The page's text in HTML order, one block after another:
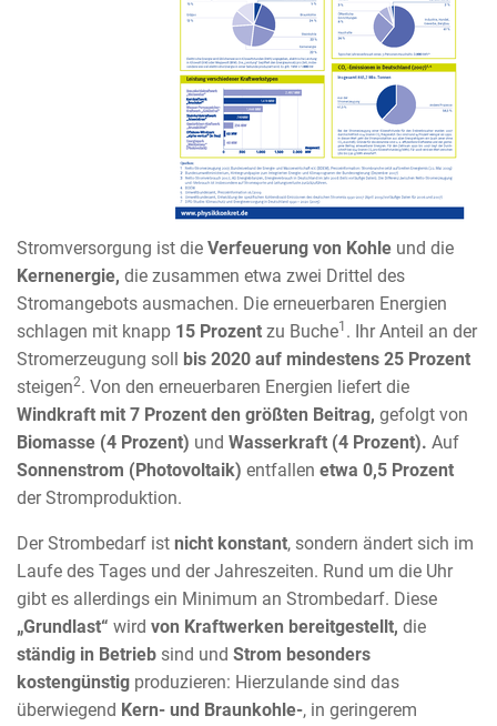
Stromversorgung ist die Verfeuerung von Kohle und die
Kernenergie, die zusammen etwa zwei Drittel des
Stromangebots ausmachen. Die erneuerbaren Energien
schlagen mit knapp 15 Prozent zu Buche1 . Ihr Anteil an der
Stromerzeugung soll bis 2020 auf mindestens 25 Prozent
steigen2. Von den erneuerbaren Energien liefert die
Windkraft mit 7 Prozent den größten Beitrag, gefolgt von
Biomasse (4 Prozent) und Wasserkraft (4 Prozent). Auf
Sonnenstrom (Photovoltaik) entfallen etwa 0,5 Prozent
der Stromproduktion.
Der Strombedarf ist nicht konstant, sondern ändert sich im
Laufe des Tages und der Jahreszeiten. Rund um die Uhr
gibt es allerdings ein Minimum an Strombedarf. Diese
„Grundlast“ wird von Kraftwerken bereitgestellt, die
ständig in Betrieb sind und Strom besonders
kostengünstig produzieren: Hierzulande sind das
überwiegend Kern- und Braunkohle-, in geringerem